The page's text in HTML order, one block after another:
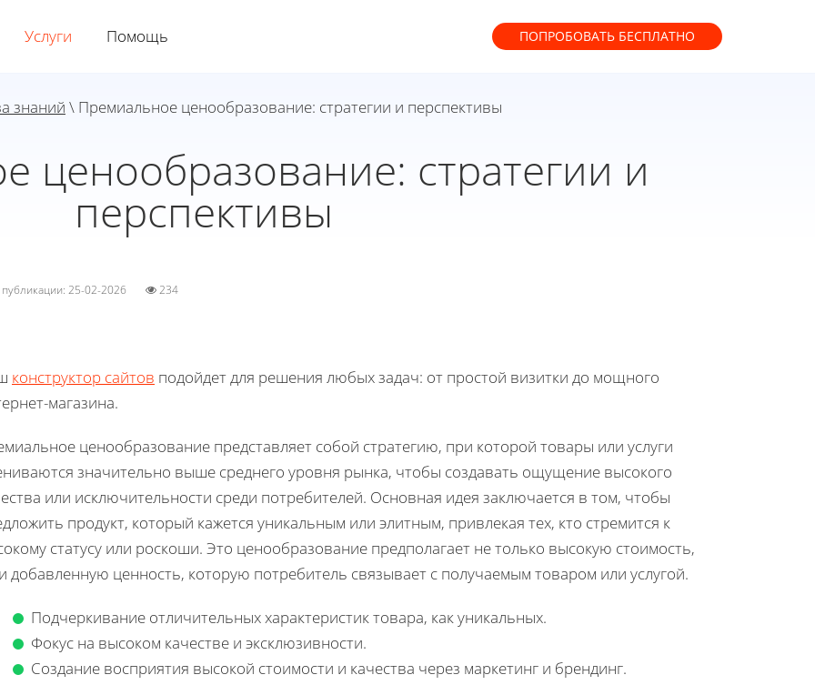
Услуги Помощь ПОПРОБОВАТЬ БЕСПЛАТНО
знаний \ Премиальное ценообразование: стратегии и перспективы
ценообразование: стратегии и
перспективы
публикации: 25-02-2026 234
конструктор сайтов подойдет для решения любых задач: от простой визитки до мощного
магазина.
ценообразование представляет собой стратегию, при которой товары или услуги
значительно выше среднего уровня рынка, чтобы создавать ощущение высокого
или исключительности среди потребителей. Основная идея заключается в том, чтобы
продукт, который кажется уникальным или элитным, привлекая тех, кто стремится к
статусу или роскоши. Это ценообразование предполагает не только высокую стоимость,
добавленную ценность, которую потребитель связывает с получаемым товаром или услугой.
Подчеркивание отличительных характеристик товара, как уникальных.
Фокус на высоком качестве и эксклюзивности.
Создание восприятия высокой стоимости и качества через маркетинг и брендинг.